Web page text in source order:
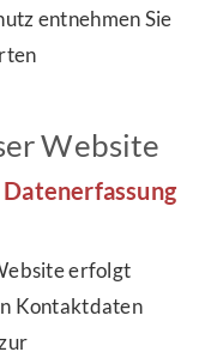
entnehmen Sie
Website
erfolgt
Kontaktdaten